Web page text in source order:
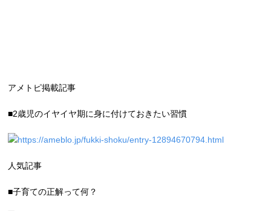
アメトピ掲載記事
■2歳児のイヤイヤ期に身に付けておきたい習慣
https://ameblo.jp/fukki-shoku/entry-12894670794.html
人気記事
■子育ての正解って何？